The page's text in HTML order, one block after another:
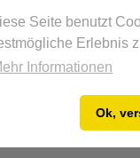
Seite benutzt
Erlebnis
Informationen
Ok,